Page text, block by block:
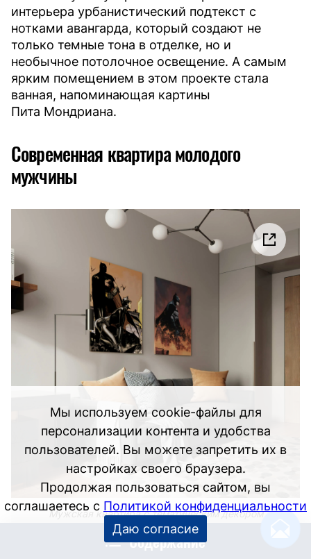
интерьера урбанистический подтекст с
нотками авангарда, который создают не
только темные тона в отделке, но и
необычное потолочное освещение. А самым
ярким помещением в этом проекте стала
ванная, напоминающая картины
Пита Мондриана.
Современная квартира молодого
мужчины
Мужская квартира с тематическим декором
Содержание